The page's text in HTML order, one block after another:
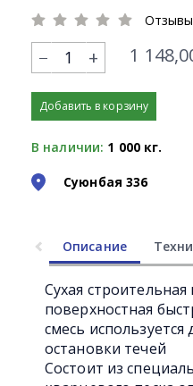
+ 1
Добавить в корзину
В наличии: 1 000 кг.
Суюнбая 336
Описание
Сухая
поверхностная
смесь используется
остановки течей
Состоит из